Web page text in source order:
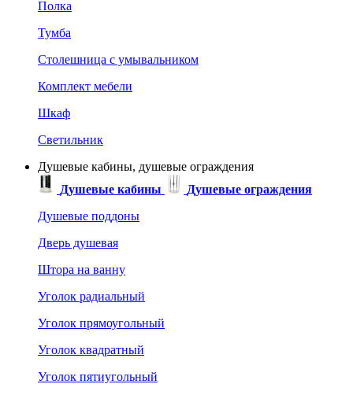
Полка
Тумба
Столешница с умывальником
Комплект мебели
Шкаф
Светильник
Душевые кабины, душевые ограждения
Душевые кабины
Душевые ограждения
Душевые поддоны
Дверь душевая
Штора на ванну
Уголок радиальный
Уголок прямоугольный
Уголок квадратный
Уголок пятиугольный